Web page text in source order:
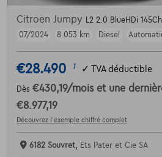
Citroen Jumpy L2 2.0 BlueHDi
07/2024
8.053 km Diesel
€28.490 1 ✓ TVA déductible
Dès €430,19/mois et une
€8.977,19
Découvrez l’exemple chiffré complet
6182 Souvret, Ets Pater et Cie SA